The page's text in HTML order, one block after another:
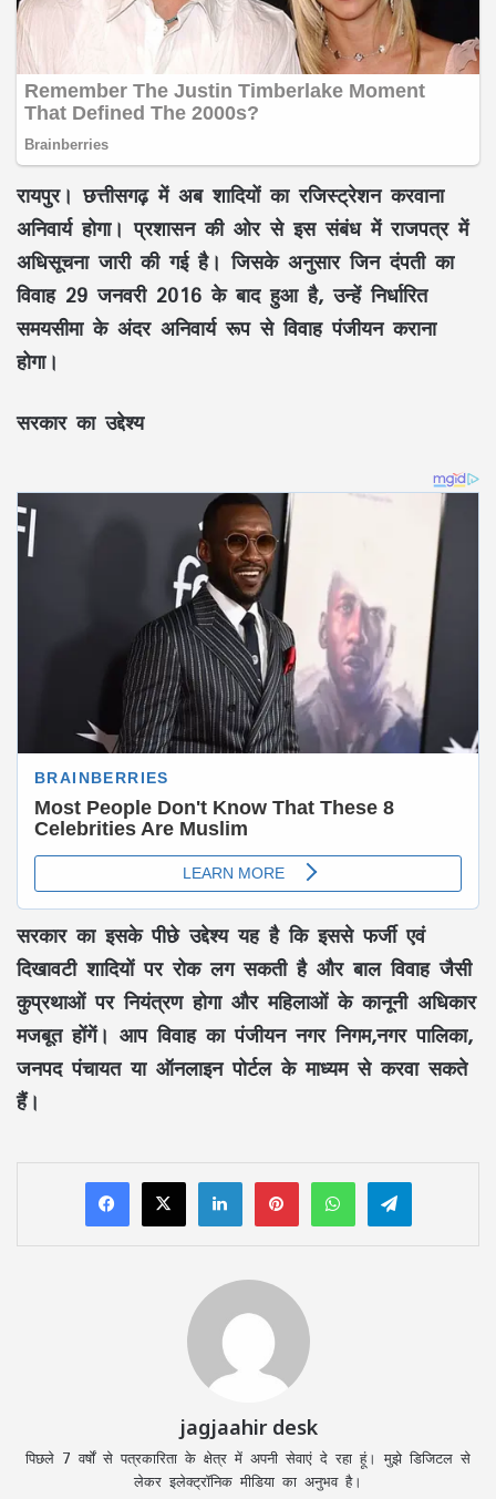
रायपुर। छत्तीसगढ़ में अब शादियों का रजिस्ट्रेशन करवाना
अनिवार्य होगा। प्रशासन की ओर से इस संबंध में राजपत्र में
अधिसूचना जारी की गई है। जिसके अनुसार जिन दंपती का
विवाह 29 जनवरी 2016 के बाद हुआ है, उन्हें निर्धारित
समयसीमा के अंदर अनिवार्य रूप से विवाह पंजीयन कराना
होगा।
सरकार का उद्देश्य
सरकार का इसके पीछे उद्देश्य यह है कि इससे फर्जी एवं
दिखावटी शादियों पर रोक लग सकती है और बाल विवाह जैसी
कुप्रथाओं पर नियंत्रण होगा और महिलाओं के कानूनी अधिकार
मजबूत होंगें। आप विवाह का पंजीयन नगर निगम,नगर पालिका,
जनपद पंचायत या ऑनलाइन पोर्टल के माध्यम से करवा सकते
हैं।
LinkedInPinterestWhatsAppTelegram
jagjaahir desk
पिछले 7 वर्षों से पत्रकारिता के क्षेत्र में अपनी सेवाएं दे रहा हूं। मुझे डिजिटल से
लेकर इलेक्ट्रॉनिक मीडिया का अनुभव है।